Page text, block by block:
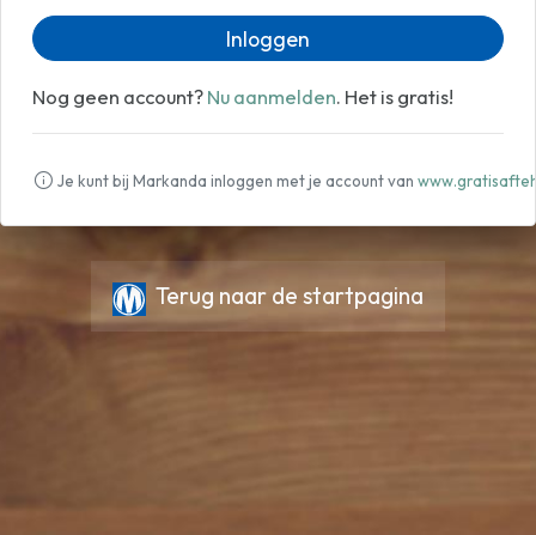
Inloggen
Nog geen account? Nu aanmelden. Het is gratis!
Je kunt bij Markanda inloggen met je account van
Terug naar de startpagina